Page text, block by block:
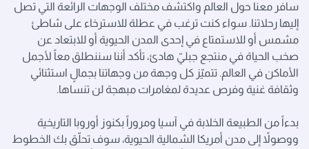
سافر معنا حول العالم واكتشف مختلف الوجهات الرائعة التي تصل
إليها رحلاتنا. سواء كنت ترغب في عطلة للاسترخاء على شاطئ
مشمس أو للاستمتاع في إحدى المدن الحيوية أو للابتعاد عن
صخب الحياة في منتجع جبليّ هادئ، تأكد أننا سننطلق معاً لأجمل
الأماكن في العالم. تتميّز كل وجهة من وجهاتنا بجمالٍ استثنائي
وثقافة غنية وفرص عديدة لمغامرات مبهجة لن تنساها.
بدءاً من الطبيعة الخلابة في آسيا ومروراً بكنوز أوروبا التاريخية
ووصولاً إلى مدن أمريكا الشمالية الحيوية، سوف تحلّق بك الخطوط